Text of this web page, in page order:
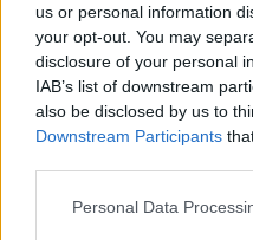
us or personal information
your opt-out. You may
disclosure of your personal
IAB’s list of downstream
also be disclosed by us to
Downstream Participants
Personal Data
Καλούμε την
σωματείου
έστω και την
τον αγώνα και να
σε συγκέντρωση την